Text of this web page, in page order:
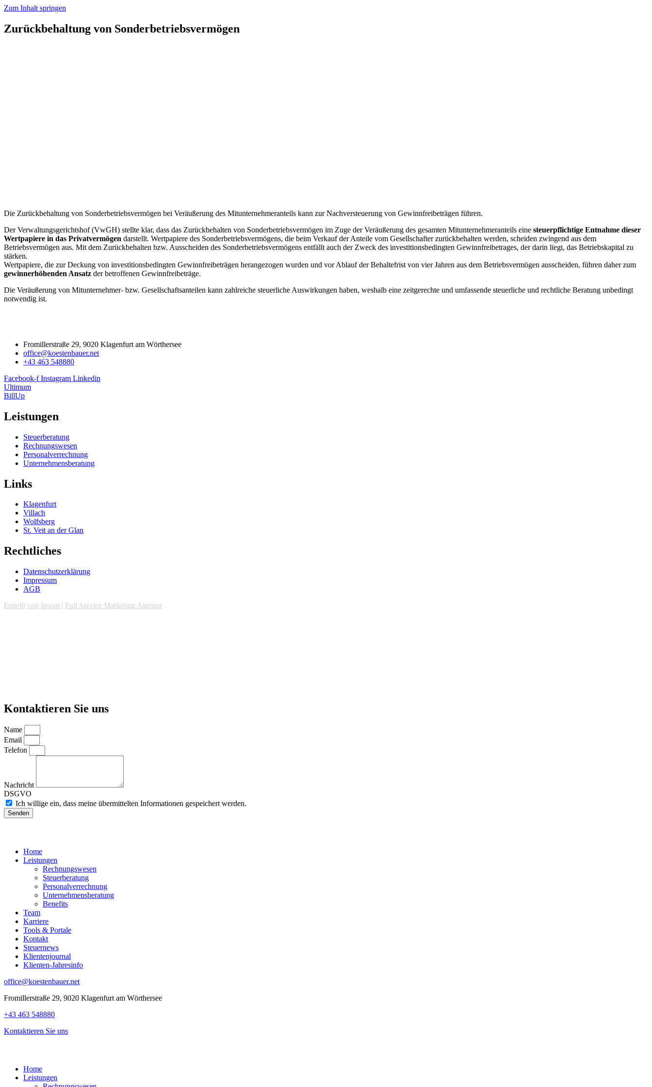
Zum Inhalt springen
Zurückbehaltung von Sonderbetriebsvermögen
Die Zurückbehaltung von Sonderbetriebsvermögen bei Veräußerung des Mitunternehmeranteils kann zur Nachversteuerung von Gewinnfreibeträgen führen.
Der Verwaltungsgerichtshof (VwGH) stellte klar, dass das Zurückbehalten von Sonderbetriebsvermögen im Zuge der Veräußerung des gesamten Mitunternehmeranteils eine steuerpflichtige Entnahme dieser
Wertpapiere in das Privatvermögen darstellt. Wertpapiere des Sonderbetriebsvermögens, die beim Verkauf der Anteile vom Gesellschafter zurückbehalten werden, scheiden zwingend aus dem
Betriebsvermögen aus. Mit dem Zurückbehalten bzw. Ausscheiden des Sonderbetriebsvermögens entfällt auch der Zweck des investitionsbedingten Gewinnfreibetrages, der darin liegt, das Betriebskapital zu
stärken.
Wertpapiere, die zur Deckung von investitionsbedingten Gewinnfreibeträgen herangezogen wurden und vor Ablauf der Behaltefrist von vier Jahren aus dem Betriebsvermögen ausscheiden, führen daher zum
gewinnerhöhenden Ansatz der betroffenen Gewinnfreibeträge.
Die Veräußerung von Mitunternehmer- bzw. Gesellschaftsanteilen kann zahlreiche steuerliche Auswirkungen haben, weshalb eine zeitgerechte und umfassende steuerliche und rechtliche Beratung unbedingt
notwendig ist.
Fromillerstraße 29, 9020 Klagenfurt am Wörthersee
office@koestenbauer.net
+43 463 548880
Facebook-f Instagram Linkedin
Ultimum
BillUp
Leistungen
Steuerberatung
Rechnungswesen
Personalverrechnung
Unternehmensberatung
Links
Klagenfurt
Villach
Wolfsberg
St. Veit an der Glan
Rechtliches
Datenschutzerklärung
Impressum
AGB
Erstellt von Ipsom | Full Service Marketing Agentur
Kontaktieren Sie uns
Name
Email
Telefon
Nachricht
DSGVO
Ich willige ein, dass meine übermittelten Informationen gespeichert werden.
Senden
Home
Leistungen
Rechnungswesen
Steuerberatung
Personalverrechnung
Unternehmensberatung
Benefits
Team
Karriere
Tools & Portale
Kontakt
Steuernews
Klientenjournal
Klienten-Jahresinfo
office@koestenbauer.net
Fromillerstraße 29, 9020 Klagenfurt am Wörthersee
+43 463 548880
Kontaktieren Sie uns
Home
Leistungen